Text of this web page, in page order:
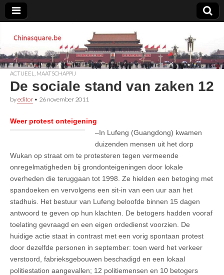
Chinasquare.be
ACTUEEL MAATSCHAPPIJ
De sociale stand van zaken 12
byeditor • 26 november 2011
Weer protest onteigening
–In Lufeng (Guangdong) kwamen
duizenden mensen uit het dorp
Wukan op straat om te protesteren tegen vermeende
onregelmatigheden bij grondonteigeningen door lokale
overheden die teruggaan tot 1998. Ze hielden een betoging met
spandoeken en vervolgens een sit-in van een uur aan het
stadhuis. Het bestuur van Lufeng beloofde binnen 15 dagen
antwoord te geven op hun klachten. De betogers hadden vooraf
toelating gevraagd en een eigen ordedienst voorzien. De
huidige actie staat in contrast met een vorig spontaan protest
door dezelfde personen in september: toen werd het verkeer
verstoord, fabrieksgebouwen beschadigd en een lokaal
politiestation aangevallen; 12 politiemensen en 10 betogers